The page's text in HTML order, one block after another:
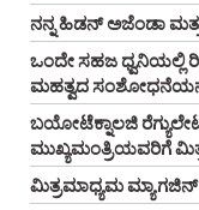
ನನ್ನ ಹಿಡನ್‌ ಅಜೆಂಡಾ
ಒಂದೇ ಸಹಜ ಧ್ವನಿಯಲ್ಲಿ
ಮಹತ್ವದ
ಬಯೋಟೆಕ್ನಾಲಜಿ
ಮುಖ್ಯಮಂತ್ರಿಯವರಿಗೆ
ಮಿತ್ರಮಾಧ್ಯಮ